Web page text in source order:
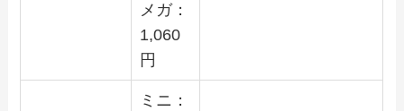
メガ：
1,060
円
ミニ：